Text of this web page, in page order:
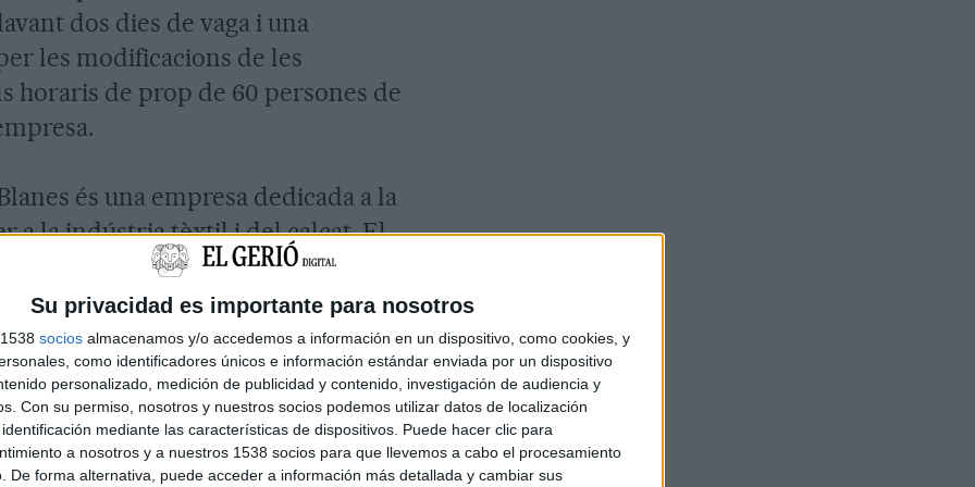
Su privacidad es importante para nosotros
socios almacenamos y/o accedemos a información en un dispositivo, como cookies, y
como identificadores únicos e información estándar enviada por un dispositivo
personalizado, medición de publicidad y contenido, investigación de audiencia y
Con su permiso, nosotros y nuestros socios podemos utilizar datos de localización
mediante las características de dispositivos. Puede hacer clic para
a nosotros y a nuestros 1538 socios para que llevemos a cabo el procesamiento
De forma alternativa, puede acceder a información más detallada y cambiar sus
dos dies de vaga i una
les modificacions de les
horaris de prop de 60 persones de
és una empresa dedicada a la
a la indústria tèxtil i del calçat. El
la firma va presentar el segon
(ERO) temporal per enviar
dels seus 284 treballadors.
al 2010 quan l'empresa va enviar el
un mes després de superar
aquesta segona ocasió, la